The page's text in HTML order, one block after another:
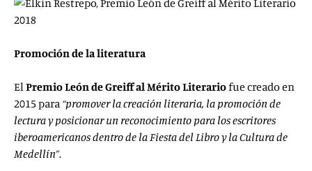
Promoción de la literatura
ElPremio León de Greiff alMérito Literariofue creado en
2015 para “promover la creación literaria, la promoción de
lectura y posicionar un reconocimiento para los escritores
iberoamericanos dentro de la Fiesta del Libro y la Cultura de
Medellín”.